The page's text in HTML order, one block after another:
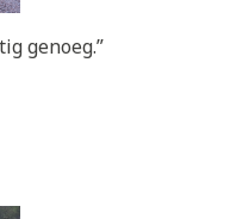
genoeg.”